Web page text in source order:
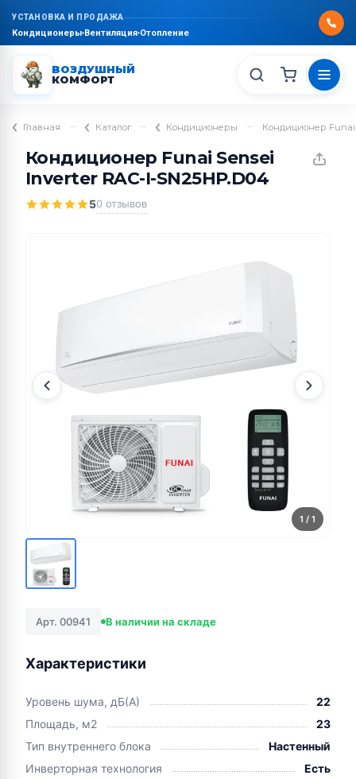
УСТАНОВКА И ПРОДАЖА
Кондиционеры Вентиляция Отопление
ВОЗДУШНЫЙ
КОМФОРТ
Главная – Каталог – Кондиционеры – Кондиционер Funai
Кондиционер Funai Sensei
Inverter RAC-I-SN25HP.D04
50 отзывов
1 / 1
Арт. 00941 В наличии на складе
Характеристики
Уровень шума, дБ(А)
22
Площадь, м2
23
Тип внутреннего блока
Настенный
Инверторная технология
Есть